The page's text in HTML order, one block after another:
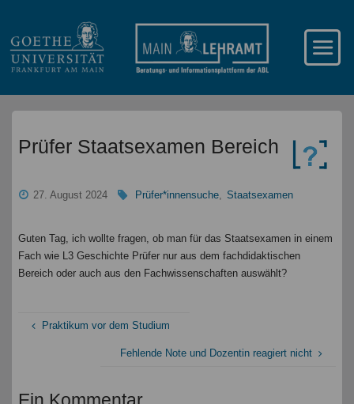
Prüfer Staatsexamen Bereich
27. August 2024 Prüfer*innensuche, Staatsexamen
Guten Tag, ich wollte fragen, ob man für das Staatsexamen in einem
Fach wie L3 Geschichte Prüfer nur aus dem fachdidaktischen
Bereich oder auch aus den Fachwissenschaften auswählt?
Praktikum vor dem Studium
Fehlende Note und Dozentin reagiert nicht